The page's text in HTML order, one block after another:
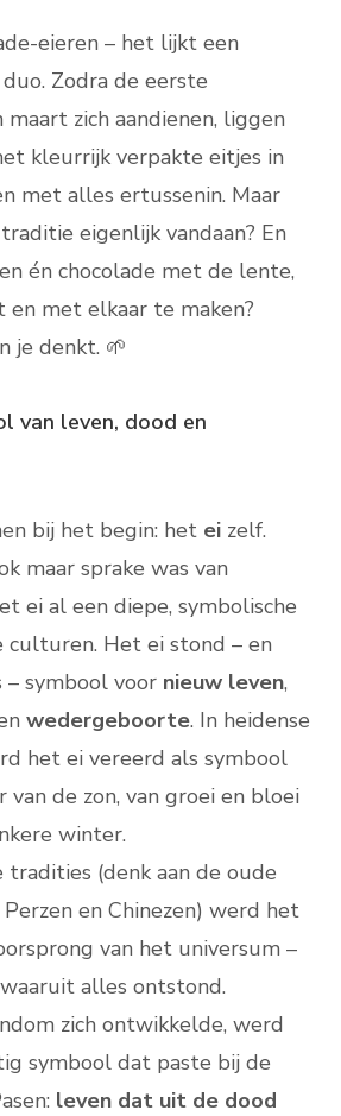
eieren – het lijkt een
Zodra de eerste
maart zich aandienen, liggen
kleurrijk verpakte eitjes in
met alles ertussenin. Maar
eigenlijk vandaan? En
én chocolade met de lente,
met elkaar te maken?
je denkt. 🌱
van leven, dood en
bij het begin: het ei zelf.
maar sprake was van
ei al een diepe, symbolische
culturen. Het ei stond – en
symbool voor nieuw leven,
wedergeboorte. In heidense
het ei vereerd als symbool
de zon, van groei en bloei
winter.
(denk aan de oude
en Chinezen) werd het
van het universum –
waaruit alles ontstond.
zich ontwikkelde, werd
symbool dat paste bij de
leven dat uit de dood